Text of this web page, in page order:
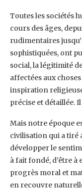
Toutes les sociétés
cours des âges,
rudimentaires
sophistiquées, ont
social, la légitimité
affectées aux
inspiration
précise et détaillée.
Mais notre époque
civilisation qui a tiré
développer le
à fait fondé, d’être à
progrès moral et
en recouvre